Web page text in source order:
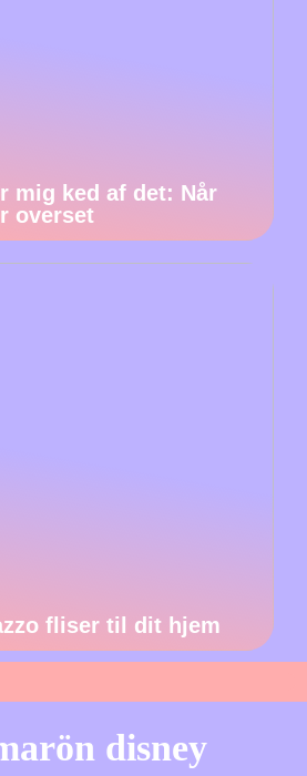
mig ked af det: Når
overset
fliser til dit hjem
disney